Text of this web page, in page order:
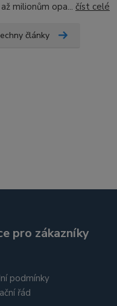
milionům opa... číst celé
články
pro zákazníky
podmínky
řád